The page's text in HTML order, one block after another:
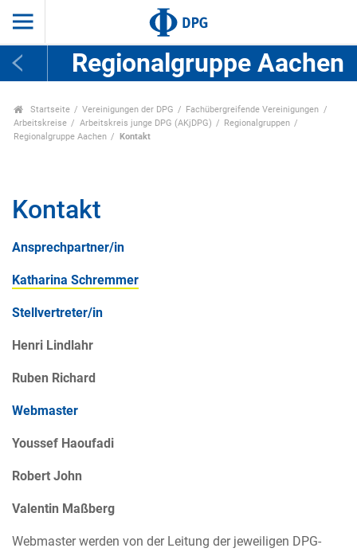
Regionalgruppe Aachen
Startseite Vereinigungen der DPG
Fachübergreifende Vereinigungen
Arbeitskreise
Arbeitskreis junge DPG (AKjDPG)
Regionalgruppen
Regionalgruppe Aachen
Kontakt
Kontakt
Ansprechpartner/in
Katharina Schremmer
Stellvertreter/in
Henri Lindlahr
Ruben Richard
Webmaster
Youssef Haoufadi
Robert John
Valentin Maßberg
Webmaster werden von der Leitung der jeweiligen DPG-